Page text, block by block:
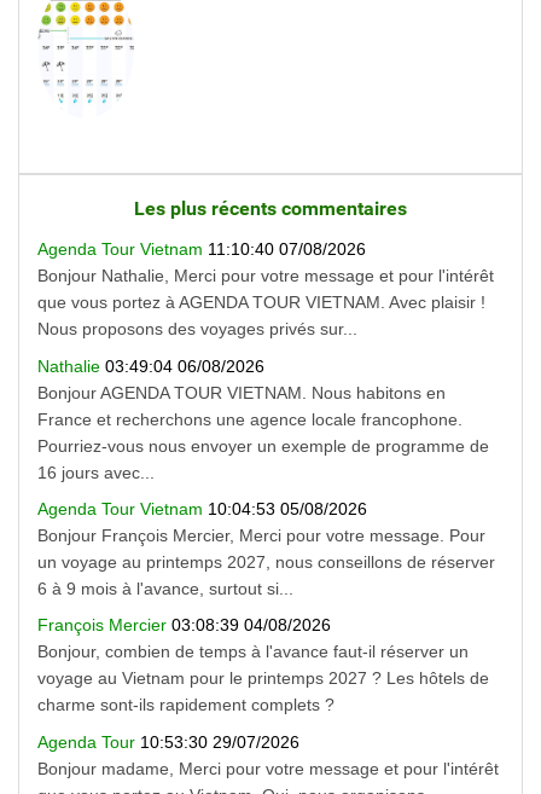
Les plus récents commentaires
Agenda Tour Vietnam 11:10:40 07/08/2026
Bonjour Nathalie, Merci pour votre message et pour l'intérêt
que vous portez à AGENDA TOUR VIETNAM. Avec plaisir !
Nous proposons des voyages privés sur...
Nathalie 03:49:04 06/08/2026
Bonjour AGENDA TOUR VIETNAM. Nous habitons en
France et recherchons une agence locale francophone.
Pourriez-vous nous envoyer un exemple de programme de
16 jours avec...
Agenda Tour Vietnam 10:04:53 05/08/2026
Bonjour François Mercier, Merci pour votre message. Pour
un voyage au printemps 2027, nous conseillons de réserver
6 à 9 mois à l'avance, surtout si...
François Mercier 03:08:39 04/08/2026
Bonjour, combien de temps à l'avance faut-il réserver un
voyage au Vietnam pour le printemps 2027 ? Les hôtels de
charme sont-ils rapidement complets ?
Agenda Tour 10:53:30 29/07/2026
Bonjour madame, Merci pour votre message et pour l'intérêt